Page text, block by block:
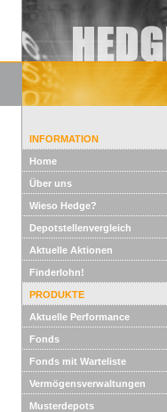
INFORMATION
Home
Über uns
Wieso Hedge?
Depotstellenvergleich
Aktuelle Aktionen
Finderlohn!
PRODUKTE
Aktuelle Performance
Fonds
Fonds mit Warteliste
Vermögensverwaltungen
Musterdepots